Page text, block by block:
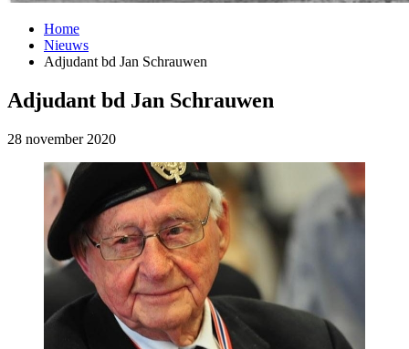
Home
Nieuws
Adjudant bd Jan Schrauwen
Adjudant bd Jan Schrauwen
28 november 2020